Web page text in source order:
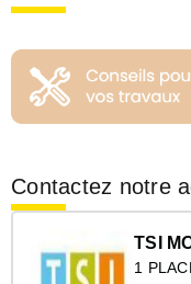
Contactez notre
TSI
1